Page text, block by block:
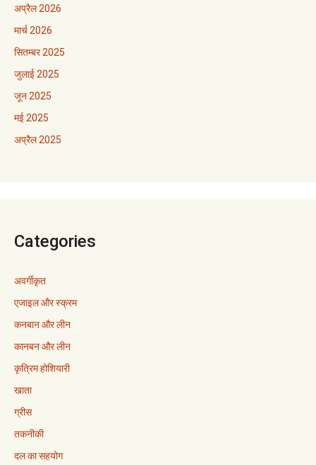
अप्रैल 2026
मार्च 2026
सितम्बर 2025
जुलाई 2025
जून 2025
मई 2025
अप्रैल 2025
Categories
अवर्गीकृत
एजाइल और स्क्रम
कनबान और लीन
कानबन और लीन
कृत्रिम होशियारी
खाता
ग्रीस
तकनीकी
दल का सहयोग